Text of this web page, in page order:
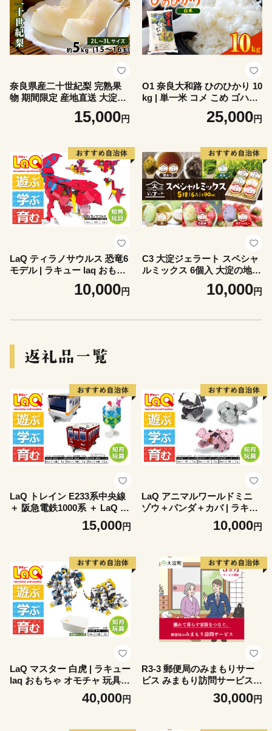
奈良県産二十世紀梨 完熟果
物 期間限定 産地直送 大淀町
2Lサイズ 半箱 5.5kg以上 18
玉 | 果物 くだもの フルーツ
15,000円
O1 奈良大和路 ひのひかり 10
kg | 単一米 コメ こめ ゴハン
ご飯 ごはん 大容量 奈良県 大
淀町 ヒノヒカリ もちもち
25,000円
LaQ ティラノサウルス 恐竜6
モデル | ラキュー laq おもち
ゃ オモチャ 玩具 育む 知育玩
具 つくって楽しい ブロック
10,000円
C3 大淀ジェラート スペシャ
ルミックス 6個入 大淀の地か
ら旨味を込めて!自然の恵み
いっぱい【大淀ジェラート】
10,000円
LaQ トレイン E233系中央線
＋ 阪急電鉄1000系 ＋ LaQ ス
イートコレクション メロンク
リームソーダ | ラキュー laq
具 つくって楽しい ブロック
誕生日 入学 入園 お祝い プレ
ゼント 奈良県 大淀町
15,000円
LaQ アニマルワールドミニ
ゾウ＋パンダ＋カバ | ラキュ
ー laq おもちゃ オモチャ 玩
具 育む 知育玩具 つくって楽
祝い プレゼント 奈良県 大淀
10,000円
LaQ マスター 白虎 | ラキュー
laq おもちゃ オモチャ 玩具
育む 知育玩具 つくって楽し
い ブロック アニマル 動物 ど
40,000円
R3-3 郵便局のみまもりサー
ビス みまもり訪問サービス(3
ヵ月) | 郵便局 見守り みまも
30,000円